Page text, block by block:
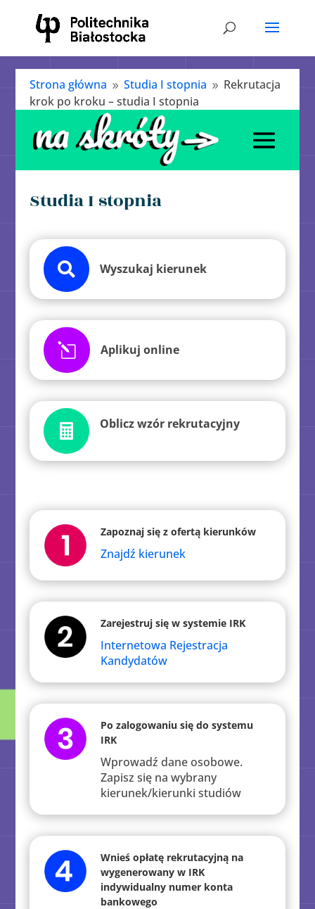
Strona główna 9 Studia I stopnia 9 Rekrutacja
krok po kroku – studia I stopnia
Studia I stopnia
 Wyszukaj kierunek
l Aplikuj online
 Oblicz wzór rekrutacyjny
Zapoznaj się z ofertą kierunków
Znajdź kierunek
Zarejestruj się w systemie IRK
Internetowa Rejestracja
Kandydatów
Po zalogowaniu się do systemu
IRK
Wprowadź dane osobowe.
Zapisz się na wybrany
kierunek/kierunki studiów
Wnieś opłatę rekrutacyjną na
wygenerowany w IRK
indywidualny numer konta
bankowego